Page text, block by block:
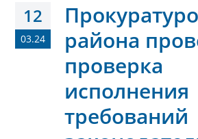
12
03.24
района
проверка
исполнения
требований